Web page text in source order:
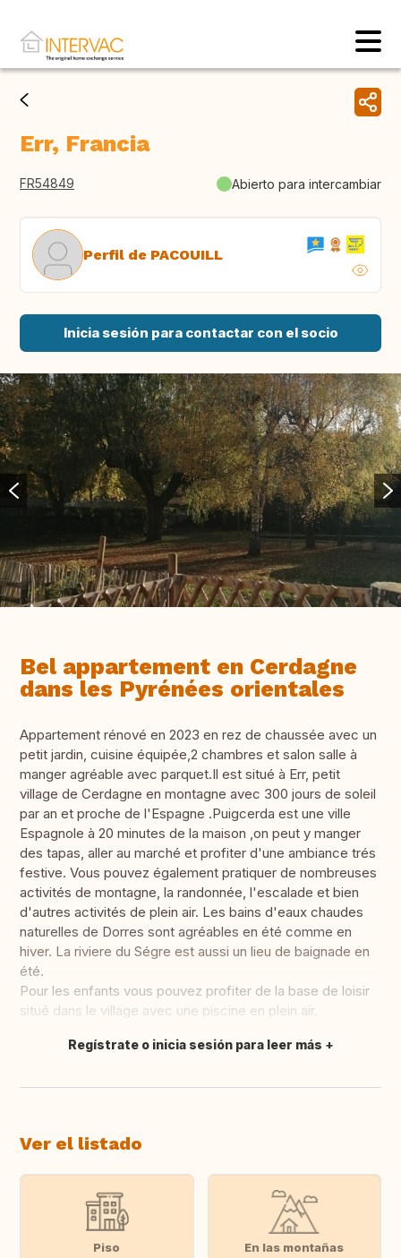
Err, Francia
FR54849 Abierto para intercambiar
Perfil de PACOUILL
Inicia sesión para contactar con el socio
Bel appartement en Cerdagne
dans les Pyrénées orientales
Appartement rénové en 2023 en rez de chaussée avec un
petit jardin, cuisine équipée,2 chambres et salon salle à
manger agréable avec parquet.Il est situé à Err, petit
village de Cerdagne en montagne avec 300 jours de soleil
par an et proche de l'Espagne .Puigcerda est une ville
Espagnole à 20 minutes de la maison ,on peut y manger
des tapas, aller au marché et profiter d'une ambiance trés
festive. Vous pouvez également pratiquer de nombreuses
activités de montagne, la randonnée, l'escalade et bien
d'autres activités de plein air. Les bains d'eaux chaudes
naturelles de Dorres sont agréables en été comme en
hiver. La riviere du Ségre est aussi un lieu de baignade en
été.
Pour les enfants vous pouvez profiter de la base de loisir
situé dans le village avec une piscine en plein air.
Traducir
Regístrate o inicia sesión para leer más
Ver el listado
Piso En las montañas